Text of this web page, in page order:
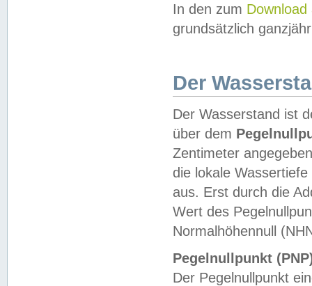
In den zum Download
grundsätzlich
Der
Der Wasserstand ist
über dem
Zentimeter
die lokale
aus. Erst durch die
Wert des
Normalhöhennull
Pegelnullpunkt
Der Pegelnullpunkt